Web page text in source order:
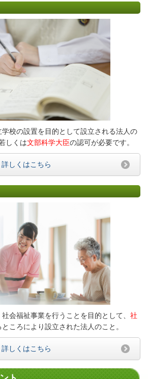
校の設置を目的として設立される法人の
しくは文部科学大臣の認可が必要です。
詳しくはこちら
会福祉事業を行うことを目的として、 社
ころにより設立された法人のこと。
詳しくはこちら